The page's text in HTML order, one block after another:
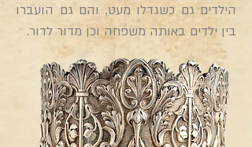
הילדים גם כשגדלו מעט, והם גם הועברו
בין ילדים באותה משפחה וכן מדור לדור.